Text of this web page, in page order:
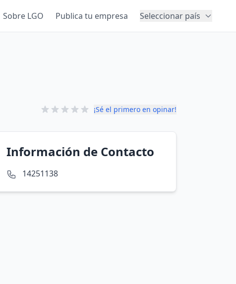
Sobre LGO Publica tu empresa Seleccionar país
¡Sé el primero en opinar!
Información de Contacto
14251138